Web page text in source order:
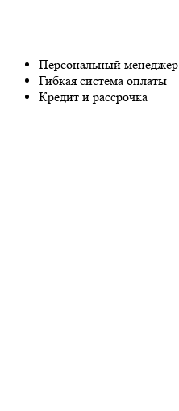
Персональный менеджер
Гибкая система оплаты
Кредит и рассрочка